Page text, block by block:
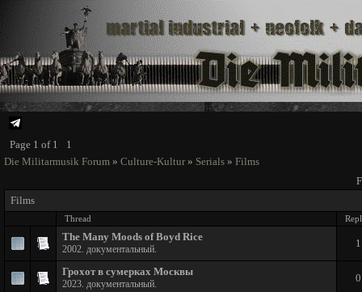
Page 1 of 1
1
Die Militarmusik Forum » Culture-Kultur » Serials » Films
Films
Thread
The Many Moods of Boyd Rice
2002. документальный. 1
Грохот в сумерках Москвы
2023. документальный. 0